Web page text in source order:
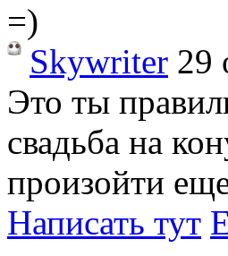
=)
Skywriter 29
Это ты
свадьба на
произойти
Написать тут